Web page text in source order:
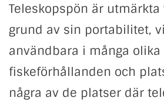
Teleskopspön är utmärkta
grund av sin portabilitet,
användbara i många olika
fiskeförhållanden och
några av de platser där